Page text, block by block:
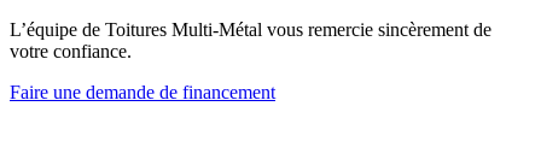
L’équipe de Toitures Multi-Métal vous remercie sincèrement de
votre confiance.
Faire une demande de financement